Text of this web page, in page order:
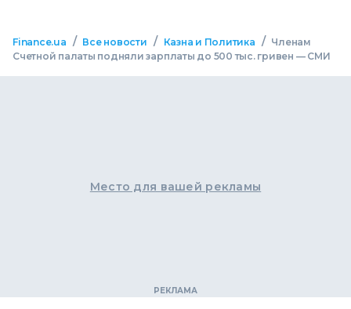
Finance.ua / Все новости / Казна и Политика / Членам
Счетной палаты подняли зарплаты до 500 тыс. гривен — СМИ
Место для вашей рекламы